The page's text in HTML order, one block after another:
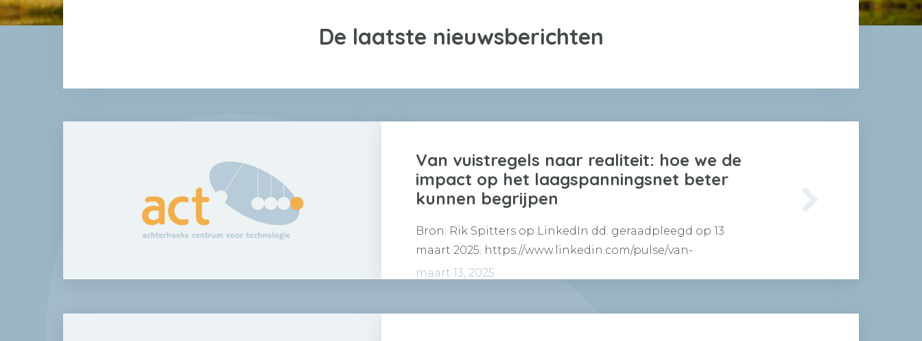
De laatste nieuwsberichten
Van vuistregels naar realiteit: hoe we de
impact op het laagspanningsnet beter
kunnen begrijpen
Bron: Rik Spitters op LinkedIn dd. geraadpleegd op 13
maart 2025. https://www.linkedin.com/pulse/van-
vuistregels-naar-realiteit-hoe-we-de-impact-op-het-rik-
maart 13, 2025